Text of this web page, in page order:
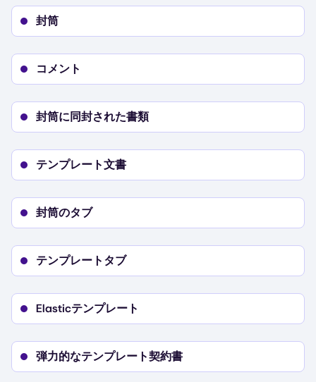
封筒
コメント
封筒に同封された書類
テンプレート文書
封筒のタブ
テンプレートタブ
Elasticテンプレート
弾力的なテンプレート契約書